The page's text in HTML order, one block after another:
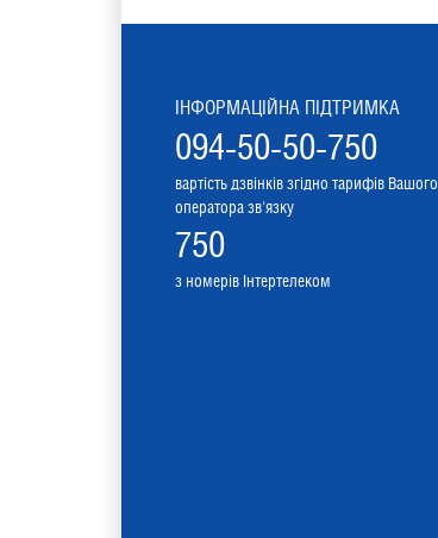
ІНФОРМАЦІЙНА ПІДТРИМКА
094-50-50-750
вартість дзвінків згідно тарифів Вашого
оператора зв'язку
750
з номерів Інтертелеком